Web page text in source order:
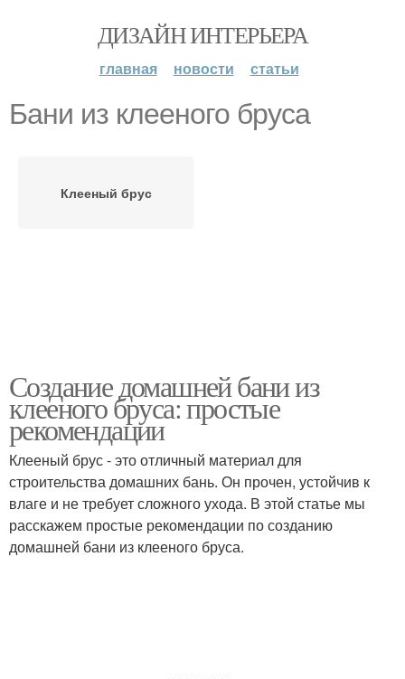
ДИЗАЙН ИНТЕРЬЕРА
главная новости статьи
Бани из клееного бруса
Клееный брус
Создание домашней бани из
клееного бруса: простые
рекомендации
Клееный брус - это отличный материал для
строительства домашних бань. Он прочен, устойчив к
влаге и не требует сложного ухода. В этой статье мы
расскажем простые рекомендации по созданию
домашней бани из клееного бруса.